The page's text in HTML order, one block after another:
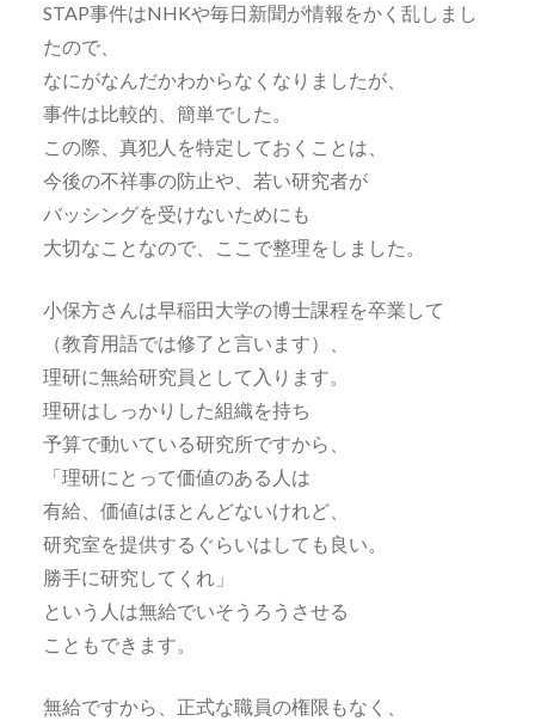
STAP事件はNHKや毎日新聞が情報をかく乱しまし
たので、
なにがなんだかわからなくなりましたが、
事件は比較的、簡単でした。
この際、真犯人を特定しておくことは、
今後の不祥事の防止や、若い研究者が
バッシングを受けないためにも
大切なことなので、ここで整理をしました。
小保方さんは早稲田大学の博士課程を卒業して
（教育用語では修了と言います）、
理研に無給研究員として入ります。
理研はしっかりした組織を持ち
予算で動いている研究所ですから、
「理研にとって価値のある人は
有給、価値はほとんどないけれど、
研究室を提供するぐらいはしても良い。
勝手に研究してくれ」
という人は無給でいそうろうさせる
こともできます。
無給ですから、正式な職員の権限もなく、